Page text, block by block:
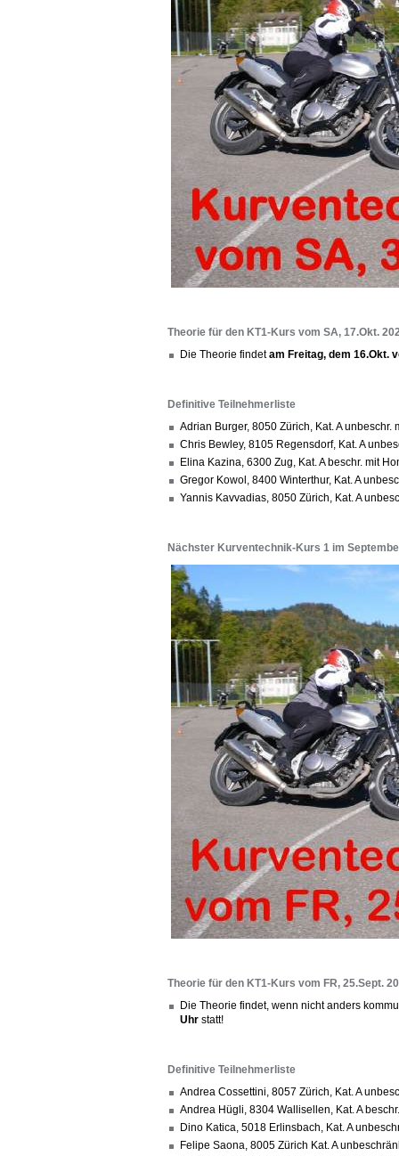
Theorie für den KT1-Kurs vom SA, 17.Okt.
Die Theorie findetam Freitag, dem 16.Okt.
Definitive Teilnehmerliste
Adrian Burger, 8050 Zürich, Kat. A unbeschr.
Chris Bewley, 8105 Regensdorf, Kat. A
Elina Kazina, 6300 Zug, Kat. A beschr. mit
Gregor Kowol, 8400 Winterthur, Kat. A
Yannis Kavvadias, 8050 Zürich, Kat. A
Nächster Kurventechnik-Kurs 1 im
Theorie für den KT1-Kurs vom FR, 25.Sept.
Die Theorie findet, wenn nicht anders
Uhr statt!
Definitive Teilnehmerliste
Andrea Cossettini, 8057 Zürich, Kat. A
Andrea Hügli, 8304 Wallisellen, Kat. A
Dino Katica, 5018 Erlinsbach, Kat. A
Felipe Saona, 8005 Zürich Kat. A